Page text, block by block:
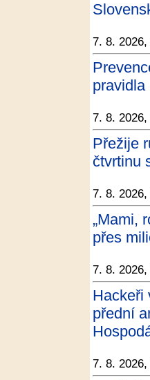
7. 8. 2026,
pravidla
7. 8. 2026,
Přežije
čtvrtinu
7. 8. 2026,
„Mami,
přes
7. 8. 2026,
Hackeři
přední
7. 8. 2026,